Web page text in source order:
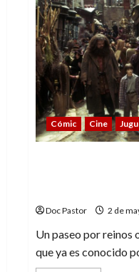
2:
el
éxito
de
Sam
Raimi
Cómic Cine
Doc Pastor 2 de
Un paseo por reinos
que ya es conocido